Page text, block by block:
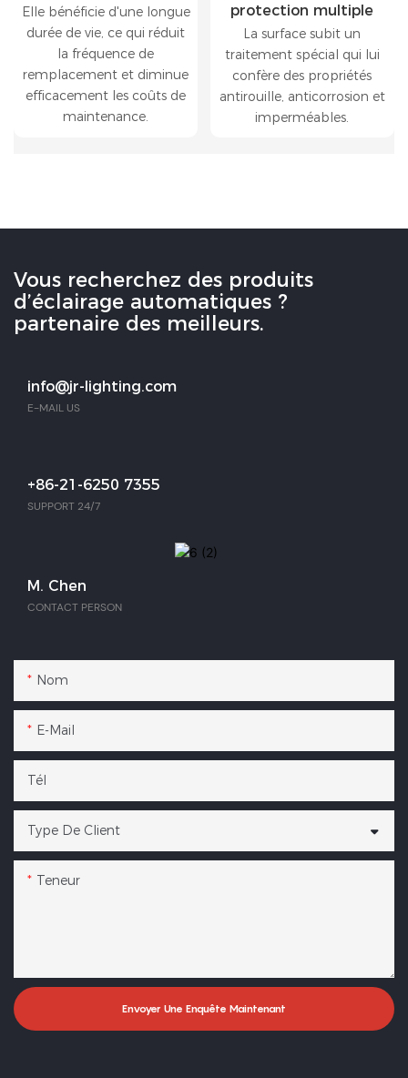
Elle bénéficie d'une longue
durée de vie, ce qui réduit
la fréquence de
remplacement et diminue
efficacement les coûts de
maintenance.
protection multiple
La surface subit un
traitement spécial qui lui
confère des propriétés
antirouille, anticorrosion et
imperméables.
Vous recherchez des produits
d’éclairage automatiques ?
partenaire des meilleurs.
info@jr-lighting.com
E-MAIL US
+86-21-6250 7355
SUPPORT 24/7
M. Chen
CONTACT PERSON
Nom
E-Mail
Tél
Type De Client
Teneur
Envoyer Une Enquête Maintenant